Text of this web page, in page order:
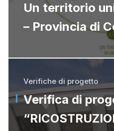
Un territorio
– Provincia di
Verifiche di progetto
Verifica di